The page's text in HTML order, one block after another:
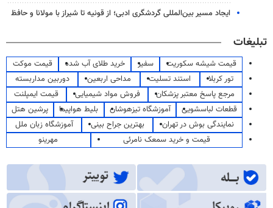
ایجاد مسیر بین‌المللی گردشگری ادبی؛ از قونیه تا شیراز با مولانا و حافظ
تبلیغات
قیمت شیشه سکوریت سفیر خرید طلای آب شده
قیمت موکت
تور کربلا
استند تسلیت مداحی اربعین
دوربین مداربسته
مرجع پاسخ معتبر پزشکان
فروش مواد شیمیایی
قیمت ایمپلنت
قطعات لباسشویی
آموزشگاه تیزهوشان بلیط هواپیما
پرشین هتل
نمایندگی بوش در تهران
بهترین جراح بینی
آموزشگاه زبان ملل
قیمت و خرید سمعک نامرئی
مهرینو